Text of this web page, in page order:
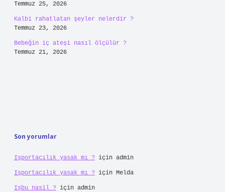
Temmuz 25, 2026
Kalbi rahatlatan şeyler nelerdir ?
Temmuz 23, 2026
Bebeğin iç ateşi nasıl ölçülür ?
Temmuz 21, 2026
Son yorumlar
Işportacılık yasak mı ? için admin
Işportacılık yasak mı ? için Melda
Işbu nasil ? için admin